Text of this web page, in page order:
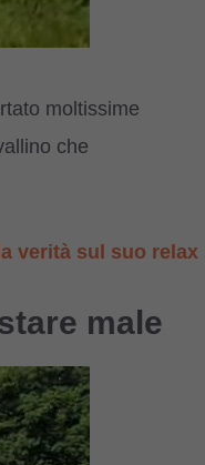
moltissime
che
verità sul suo relax
male